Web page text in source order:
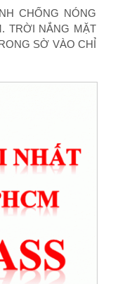
CHỐNG NÓNG
TRỜI NẮNG MẶT
SỜ VÀO CHỈ